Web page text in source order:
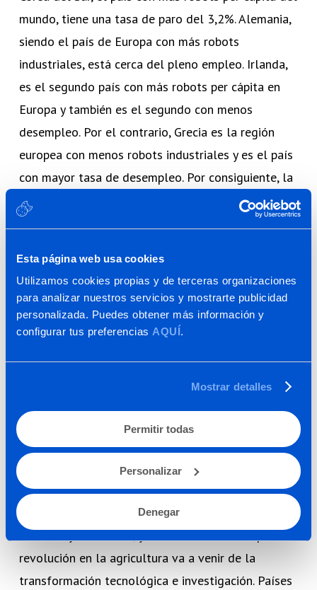
Esta página web usa cookies
Utilizamos cookies propias y de terceras organizaciones
para analizar nuestros servicios y mostrarte publicidad
personalizada. Puedes obtener más información y
configurar tus preferencias AQUÍ.
Mostrar detalles
Permitir todas
Personalizar
Denegar
mundo, tiene una tasa de paro del 3,2%. Alemania,
siendo el país de Europa con más robots
industriales, está cerca del pleno empleo. Irlanda,
es el segundo país con más robots per cápita en
Europa y también es el segundo con menos
desempleo. Por el contrario, Grecia es la región
europea con menos robots industriales y es el país
con mayor tasa de desempleo. Por consiguiente, la
robotización no tiene un efecto universal sobre el
desempleo. Los países que lideran este ranking,
estratégicos en implementación robótica. A mayor
robotización, mayor eficiencia, y a mayor eficiencia
mayor productividad lo que da como resultado,
más empleo. Lo que sucede es que no se genera
donde antes lo hacía.
La Innovación: un factor clave para la
competitividad en sectores desfavorecidos
El desarrollo de tractores autónomos, la obtención
y el tratamiento de datos están haciendo de la
agricultura un sector mucho más científico,
eficiente y sostenible, y refuerza la idea de que la
revolución en la agricultura va a venir de la
transformación tecnológica e investigación. Países